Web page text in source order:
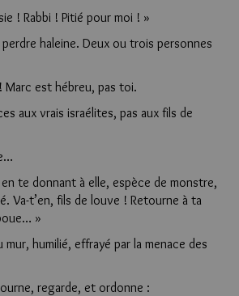
! Rabbi ! Pitié pour moi ! »
haleine. Deux ou trois personnes
est hébreu, pas toi.
aux vrais israélites, pas aux fils de
te donnant à elle, espèce de monstre,
Va-t’en, fils de louve ! Retourne à ta
»
mur, humilié, effrayé par la menace des
regarde, et ordonne :